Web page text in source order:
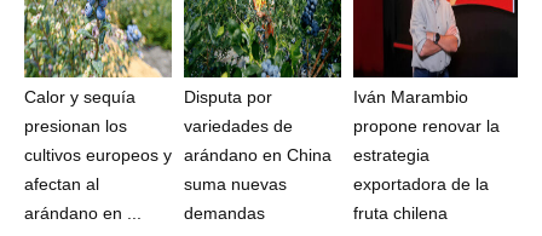
Calor y sequía
presionan los
cultivos europeos y
afectan al
arándano en ...
Disputa por
variedades de
arándano en China
suma nuevas
demandas
Iván Marambio
propone renovar la
estrategia
exportadora de la
fruta chilena